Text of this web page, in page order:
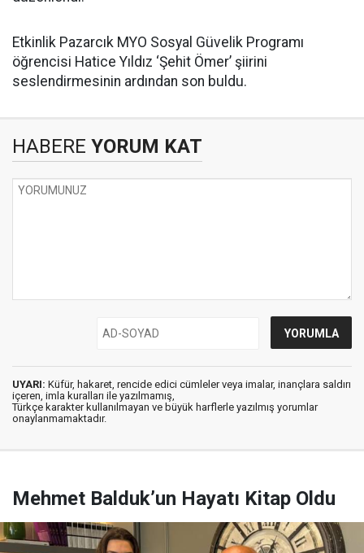
Etkinlik Pazarcık MYO Sosyal Güvelik Programı
öğrencisi Hatice Yıldız ‘Şehit Ömer’ şiirini
seslendirmesinin ardından son buldu.
HABERE YORUM KAT
UYARI: Küfür, hakaret, rencide edici cümleler veya imalar, inançlara saldırı
içeren, imla kuralları ile yazılmamış,
Türkçe karakter kullanılmayan ve büyük harflerle yazılmış yorumlar
onaylanmamaktadır.
Mehmet Balduk’un Hayatı Kitap Oldu